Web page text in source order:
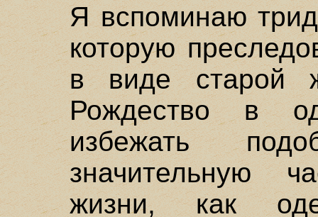
Я вспоминаю
которую
в виде старой
Рождество в
избежать
значительную
жизни, как